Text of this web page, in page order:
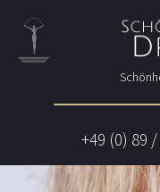
+49 (0) 89